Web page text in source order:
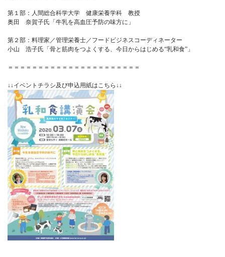
第１部：人間総合科学大学 健康栄養学科 教授
奥田 奈賀子氏「牛乳を高血圧予防の味方に」
第２部：料理家／管理栄養士／フードビジネスコーディネーター
小山 浩子氏「骨と筋肉をつよくする、今日からはじめる“乳和食”」
＝＝＝＝＝＝＝＝＝＝＝＝＝＝＝＝＝＝＝＝＝＝
↓↓イベントチラシ及び申込用紙はこちら↓↓